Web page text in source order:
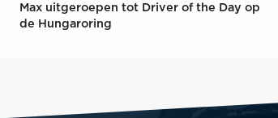
Max uitgeroepen tot Driver of the Day op
de Hungaroring